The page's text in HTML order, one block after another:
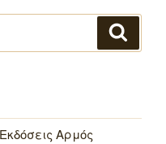
Αρμός